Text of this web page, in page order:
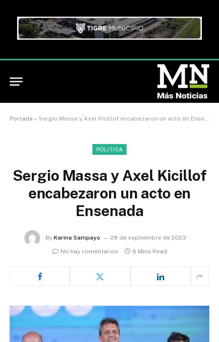
Portada » Sergio Massa y Axel Kicillof encabezaron un acto en Ensenada
POLITICA
Sergio Massa y Axel Kicillof
encabezaron un acto en
Ensenada
By Karina Sampayo
28 de septiembre de 2023
No hay comentarios
6 Mins Read